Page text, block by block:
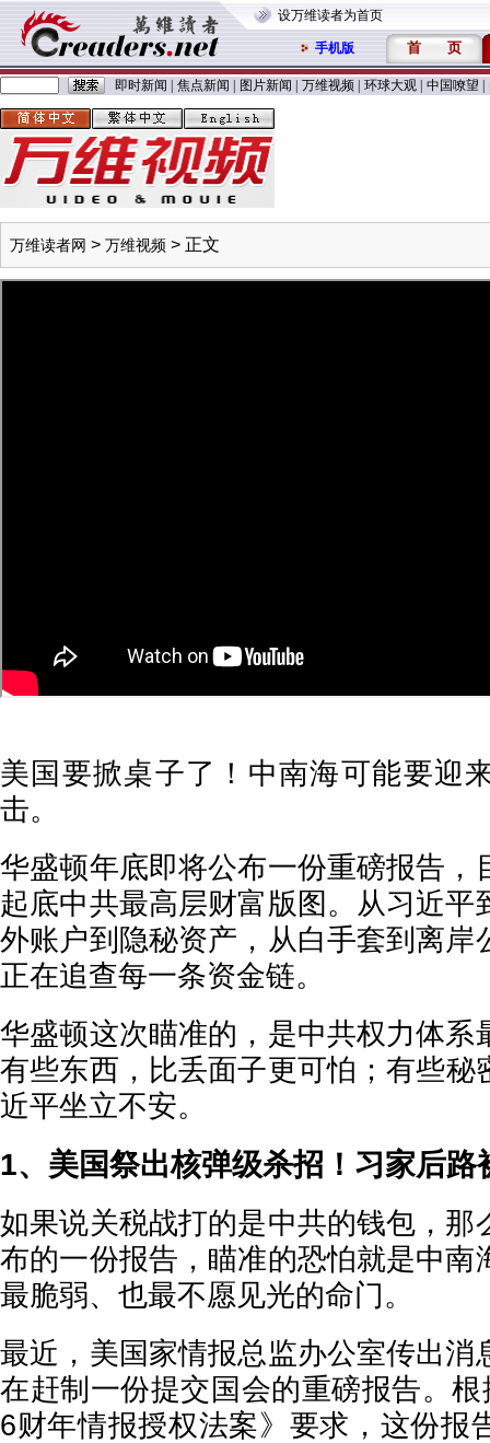
设万维读者为首页
手机版 首 页
即时新闻 焦点新闻 图片新闻 万维视频 环球大观 中国嘹望
万维读者网 > 万维视频 > 正文
美国要掀桌子了！中南海可能要迎
击。
华盛顿年底即将公布一份重磅报告，
起底中共最高层财富版图。从习近平
外账户到隐秘资产，从白手套到离岸
正在追查每一条资金链。
华盛顿这次瞄准的，是中共权力体系
有些东西，比丢面子更可怕；有些秘
近平坐立不安。
1、美国祭出核弹级杀招！习家后路
如果说关税战打的是中共的钱包，那
布的一份报告，瞄准的恐怕就是中南
最脆弱、也最不愿见光的命门。
最近，美国家情报总监办公室传出消
在赶制一份提交国会的重磅报告。
6财年情报授权法案》要求，这份报